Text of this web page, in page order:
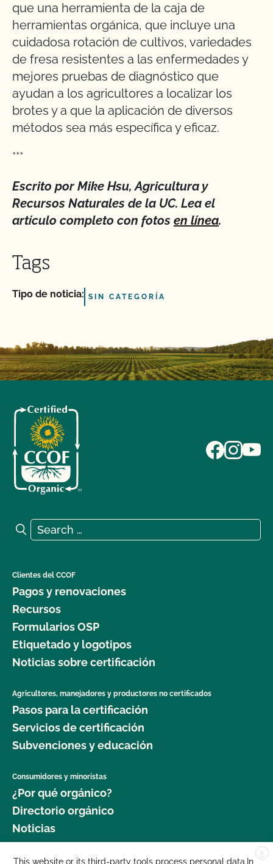
que una herramienta de la caja de
herramientas orgánica, que incluye una
cuidadosa rotación de cultivos, variedades
de fresa resistentes a las enfermedades y
mejores pruebas de diagnóstico que
ayudan a los agricultores a localizar los
brotes y a que la aplicación de diversos
métodos sea más específica y eficaz.
***
Escrito por Mike Hsu, Agricultura y
Recursos Naturales de la UC. Lea el
artículo completo con fotos en línea.
Tags
Tipo de noticia: SIN CATEGORÍA
Search for:
Search
Clientes del CCOF
Pagos y renovaciones
Recursos
Formularios OSP
Etiquetado y logotipos
Noticias sobre certificación
Agricultores, manejadores y productores no certificados
Pasos para la certificación
Servicios de certificación
Subvenciones y educación
Consumidores y minoristas
¿Por qué orgánico?
Directorio orgánico
Noticias
Donar X
This website or its third-party tools process personal data.In